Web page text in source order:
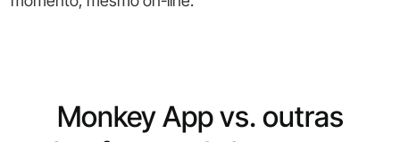
Monkey App vs. outras